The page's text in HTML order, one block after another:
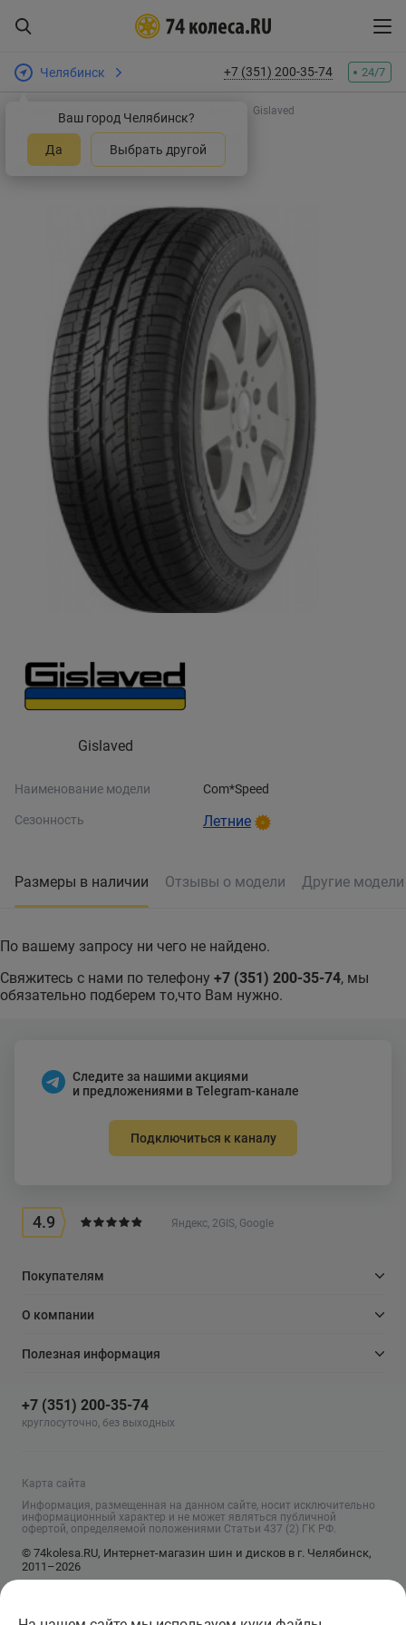
Челябинск
Ваш город Челябинск?
Да Выбрать другой
+7 (351) 200-35-74 24/7
Интернет-магазин шин и дисков Gislaved
Шины Gislaved Com*Speed
Оставить отзыв
Gislaved
Наименование модели Com*Speed
Сезонность Летние
Размеры в наличии Отзывы о модели Другие
По вашему запросу ни чего не найдено.
Свяжитесь с нами по телефону +7 (351) 200-35-74, мы
обязательно подберем то,что Вам нужно.
Следите за нашими акциями
и предложениями в Telegram-канале
Подключиться к каналу
4.9 Яндекс, 2GIS, Google
Покупателям
О компании
Полезная информация
+7 (351) 200-35-74
круглосуточно, без выходных
Карта сайта
Информация, размещенная на данном сайте, носит исключительно
информационный характер и не может являться публичной
офертой, определяемой положениями Статьи 437 (2) ГК РФ.
© 74kolesa.RU, Интернет-магазин шин и дисков в г. Челябинск,
2011–2026